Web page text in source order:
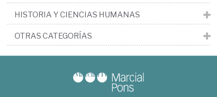
HISTORIA Y CIENCIAS HUMANAS
OTRAS CATEGORÍAS